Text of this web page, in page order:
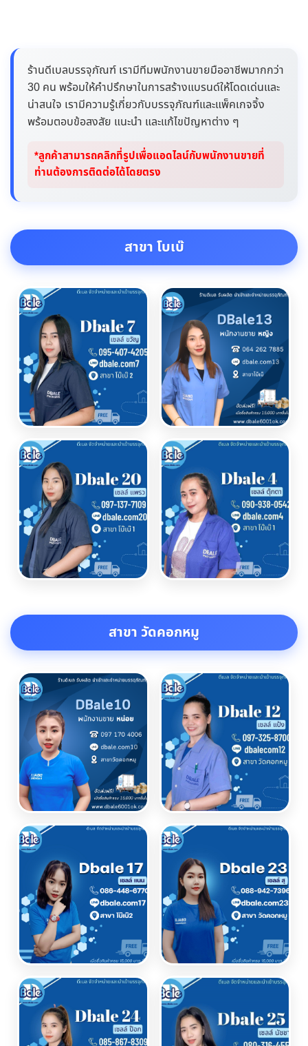
ร้านดีเบลบรรจุภัณฑ์ เรามีทีมพนักงานขายมืออาชีพมากกว่า
30 คน พร้อมให้คำปรึกษาในการสร้างแบรนด์ให้โดดเด่นและ
น่าสนใจ เรามีความรู้เกี่ยวกับบรรจุภัณฑ์และแพ็คเกจจิ้ง
พร้อมตอบข้อสงสัย แนะนำ และแก้ไขปัญหาต่าง ๆ
*ลูกค้าสามารถคลิกที่รูปเพื่อแอดไลน์กับพนักงานขายที่
ท่านต้องการติดต่อได้โดยตรง
สาขา โบเบ๊
สาขา วัดคอกหมู